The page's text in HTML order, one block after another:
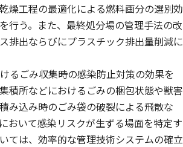
燥工程の最適化による燃料画分の選別効
行う。また、最終処分場の管理手法の改
排出ならびにプラスチック排出量削減に
るごみ収集時の感染防止対策の効果を
積所などにおけるごみの梱包状態や獣害
み込み時のごみ袋の破裂による飛散な
おいて感染リスクが生ずる場面を特定す
ては、効率的な管理技術システムの確立